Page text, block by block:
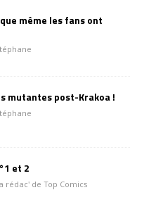
même les fans ont
mutantes post-Krakoa !
et 2
rédac' de Top Comics